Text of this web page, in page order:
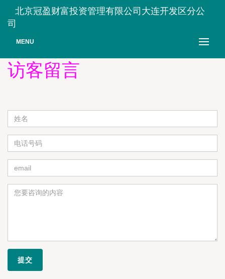
北京冠盈财富投资管理有限公司大连开发区分公
司
MENU
访客留言